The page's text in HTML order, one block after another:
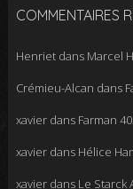
COMMENTAIRES
Henrietdans Marcel
Crémieu-Alcan dans
xavierdans Farman
xavierdans Hélice
xavierdans Le Starck